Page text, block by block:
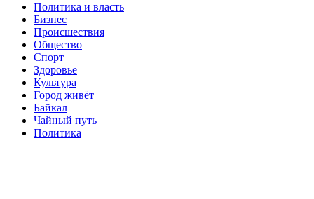
Политика и власть
Бизнес
Происшествия
Общество
Cпорт
Здоровье
Культура
Город живёт
Байкал
Чайный путь
Политика